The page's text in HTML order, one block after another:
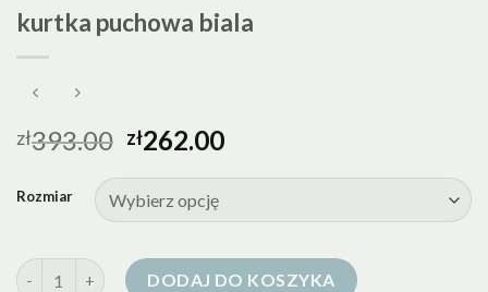
kurtka puchowa biala
zł393.00 zł262.00
Rozmiar
ilość kurtka puchowa bialaDODAJ DO KOSZYKA